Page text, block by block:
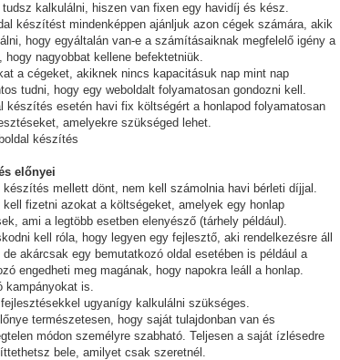
kalkulálni, hiszen van fixen egy havidíj és kész.
készítést mindenképpen ajánljuk azon cégek számára, akik
hogy egyáltalán van-e a számításaiknak megfelelő igény a
nagyobbat kellene befektetniük.
a cégeket, akiknek nincs kapacitásuk nap mint nap
tudni, hogy egy weboldalt folyamatosan gondozni kell.
készítés esetén havi fix költségért a honlapod folyamatosan
amelyekre szükséged lehet.
készítés
előnyei
mellett dönt, nem kell számolnia havi bérleti díjjal.
fizetni azokat a költségeket, amelyek egy honlap
ami a legtöbb esetben elenyésző (tárhely például).
kell róla, hogy legyen egy fejlesztő, aki rendelkezésre áll
akárcsak egy bemutatkozó oldal esetében is például a
engedheti meg magának, hogy napokra leáll a honlap.
kampányokat is.
ugyanígy kalkulálni szükséges.
természetesen, hogy saját tulajdonban van és
módon személyre szabható. Teljesen a saját ízlésedre
bele, amilyet csak szeretnél.